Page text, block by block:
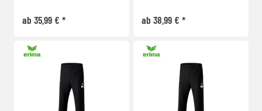
ab 35,99 € * ab 38,99 € *